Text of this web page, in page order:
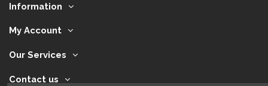
Information
My Account
Our Services
Contact us